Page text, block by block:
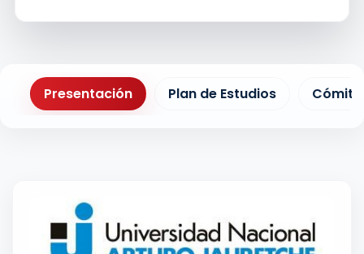
Presentación Plan de Estudios